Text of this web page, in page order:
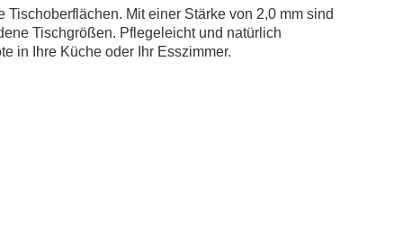
Mit einer Stärke von 2,0 mm sind
Tischgrößen. Pflegeleicht und natürlich
in Ihre Küche oder Ihr Esszimmer.